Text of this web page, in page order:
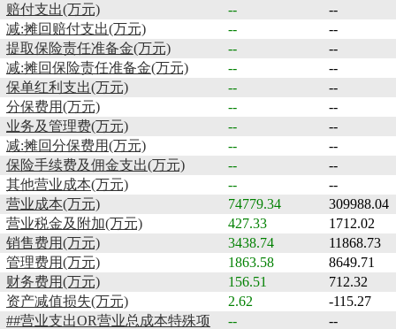
赔付支出(万元)
--
--
减:摊回赔付支出(万元)
--
--
提取保险责任准备金(万元)
--
--
减:摊回保险责任准备金(万元)
--
--
保单红利支出(万元)
--
--
分保费用(万元)
--
--
业务及管理费(万元)
--
--
减:摊回分保费用(万元)
--
--
保险手续费及佣金支出(万元)
--
--
其他营业成本(万元)
--
--
营业成本(万元)
74779.34
309988.04
营业税金及附加(万元)
427.33
1712.02
销售费用(万元)
3438.74
11868.73
管理费用(万元)
1863.58
8649.71
财务费用(万元)
156.51
712.32
资产减值损失(万元)
2.62
-115.27
##营业支出OR营业总成本特殊项
-- --